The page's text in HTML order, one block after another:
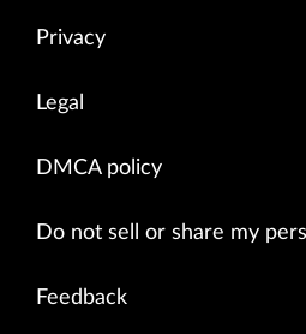
Privacy
Legal
DMCA policy
Do not sell or share my
Feedback